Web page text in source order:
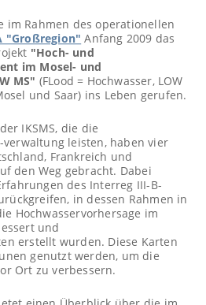
im Rahmen des operationellen
"Großregion" Anfang 2009 das
"Hoch- und
im Mosel- und
MS" (FLood = Hochwasser, LOW
und Saar) ins Leben gerufen.
IKSMS, die die
leisten, haben vier
Frankreich und
den Weg gebracht. Dabei
des Interreg III-B-
in dessen Rahmen in
Hochwasservorhersage im
und
erstellt wurden. Diese Karten
genutzt werden, um die
Ort zu verbessern.